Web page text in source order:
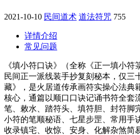
2021-10-10 民间道术 道法符咒 755
详情介绍
常见问题
《填小符口诀》（全称《正一填小符
民间正一派线装手抄复刻秘本，仅三
藏》，是火居道传承画符实操心法典
核心，通篇以顺口口诀记诵书符全套
笔、敕水、踏符头、填符胆、封符脚
小符的笔顺秘语、七星步罡、常用手
收录镇宅、收惊、安身、化解杂煞简